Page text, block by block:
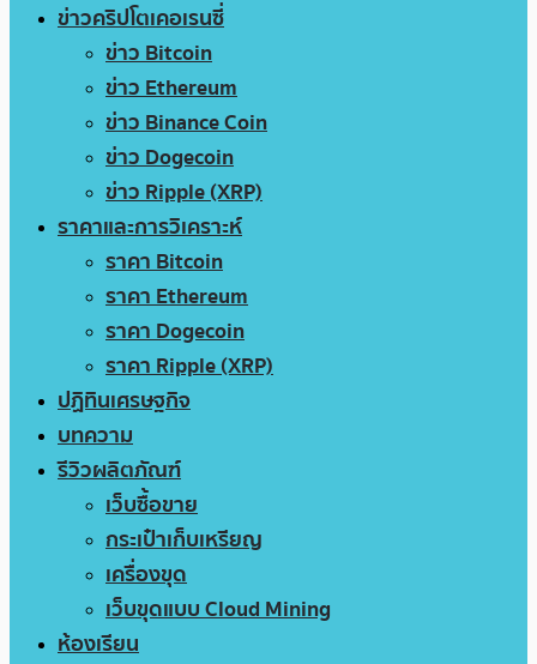
ข่าวคริปโตเคอเรนซี่
ข่าว Bitcoin
ข่าว Ethereum
ข่าว Binance Coin
ข่าว Dogecoin
ข่าว Ripple (XRP)
ราคาและการวิเคราะห์
ราคา Bitcoin
ราคา Ethereum
ราคา Dogecoin
ราคา Ripple (XRP)
ปฏิทินเศรษฐกิจ
บทความ
รีวิวผลิตภัณฑ์
เว็บซื้อขาย
กระเป๋าเก็บเหรียญ
เครื่องขุด
เว็บขุดแบบ Cloud Mining
ห้องเรียน